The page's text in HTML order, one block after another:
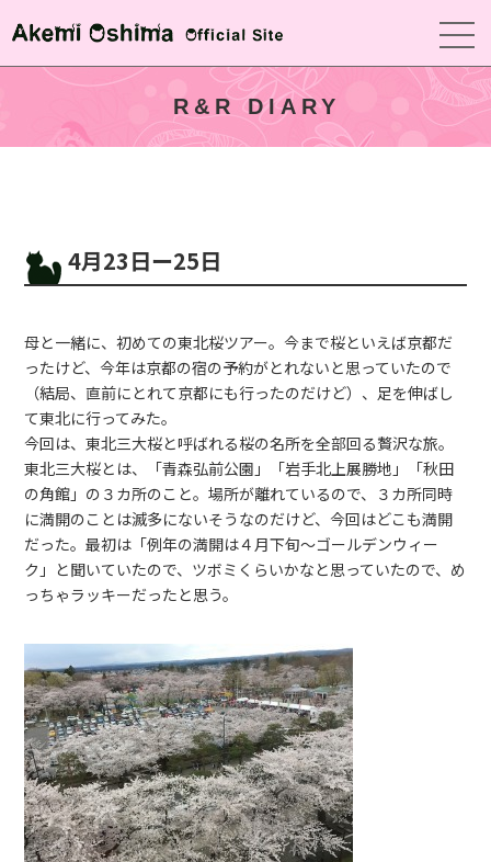
R&R DIARY
4月23日ー25日
母と一緒に、初めての東北桜ツアー。今まで桜といえば京都だ
ったけど、今年は京都の宿の予約がとれないと思っていたので
（結局、直前にとれて京都にも行ったのだけど）、足を伸ばし
て東北に行ってみた。
今回は、東北三大桜と呼ばれる桜の名所を全部回る贅沢な旅。
東北三大桜とは、「青森弘前公園」「岩手北上展勝地」「秋田
の角館」の３カ所のこと。場所が離れているので、３カ所同時
に満開のことは滅多にないそうなのだけど、今回はどこも満開
だった。最初は「例年の満開は４月下旬〜ゴールデンウィー
ク」と聞いていたので、ツボミくらいかなと思っていたので、め
っちゃラッキーだったと思う。